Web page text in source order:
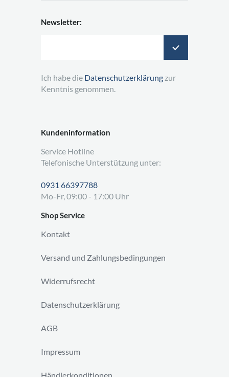
Kundeninformation
Service Hotline
Telefonische Unterstützung unter:
0931 66397788
Mo-Fr, 09:00 - 17:00 Uhr
Shop Service
Kontakt
Versand und Zahlungsbedingungen
Widerrufsrecht
Datenschutzerklärung
AGB
Impressum
Händlerkonditionen
Newsletter:
Ich habe die Datenschutzerklärung zur
Kenntnis genommen.